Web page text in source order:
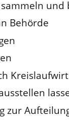
und
Behörde
zur